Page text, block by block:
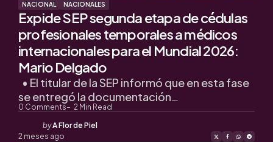
NACIONAL NACIONALES
Expide SEP segunda etapa de cédulas
profesionales temporales a médicos
internacionales para el Mundial 2026:
Mario Delgado
0 Comments 2 Min Read
• El titular de la SEP informó que en esta fase
se entregó la documentación…
Posted
by
byA Flor de Piel
2 meses ago